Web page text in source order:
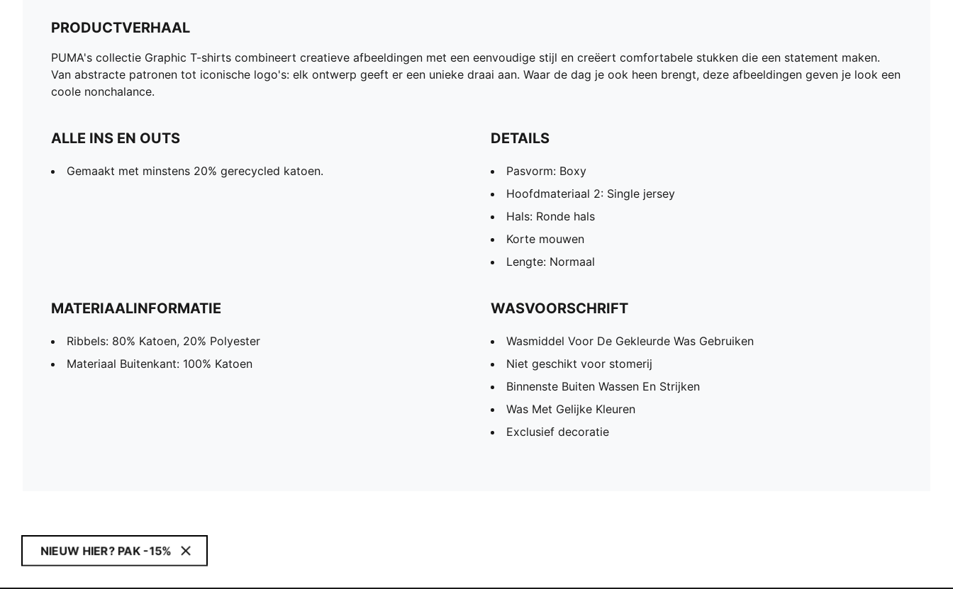
PRODUCTVERHAAL
PUMA's collectie Graphic T-shirts combineert creatieve afbeeldingen met een eenvoudige stijl en creëert comfortabele stukken die een statement maken.
Van abstracte patronen tot iconische logo's: elk ontwerp geeft er een unieke draai aan. Waar de dag je ook heen brengt, deze afbeeldingen geven je look een
coole nonchalance.
ALLE INS EN OUTS
Gemaakt met minstens 20% gerecycled katoen.
DETAILS
Pasvorm: Boxy
Hoofdmateriaal 2: Single jersey
Hals: Ronde hals
Korte mouwen
Lengte: Normaal
MATERIAALINFORMATIE
Ribbels: 80% Katoen, 20% Polyester
Materiaal Buitenkant: 100% Katoen
WASVOORSCHRIFT
Wasmiddel Voor De Gekleurde Was Gebruiken
Niet geschikt voor stomerij
Binnenste Buiten Wassen En Strijken
Was Met Gelijke Kleuren
Exclusief decoratie
NIEUW HIER? PAK -15%